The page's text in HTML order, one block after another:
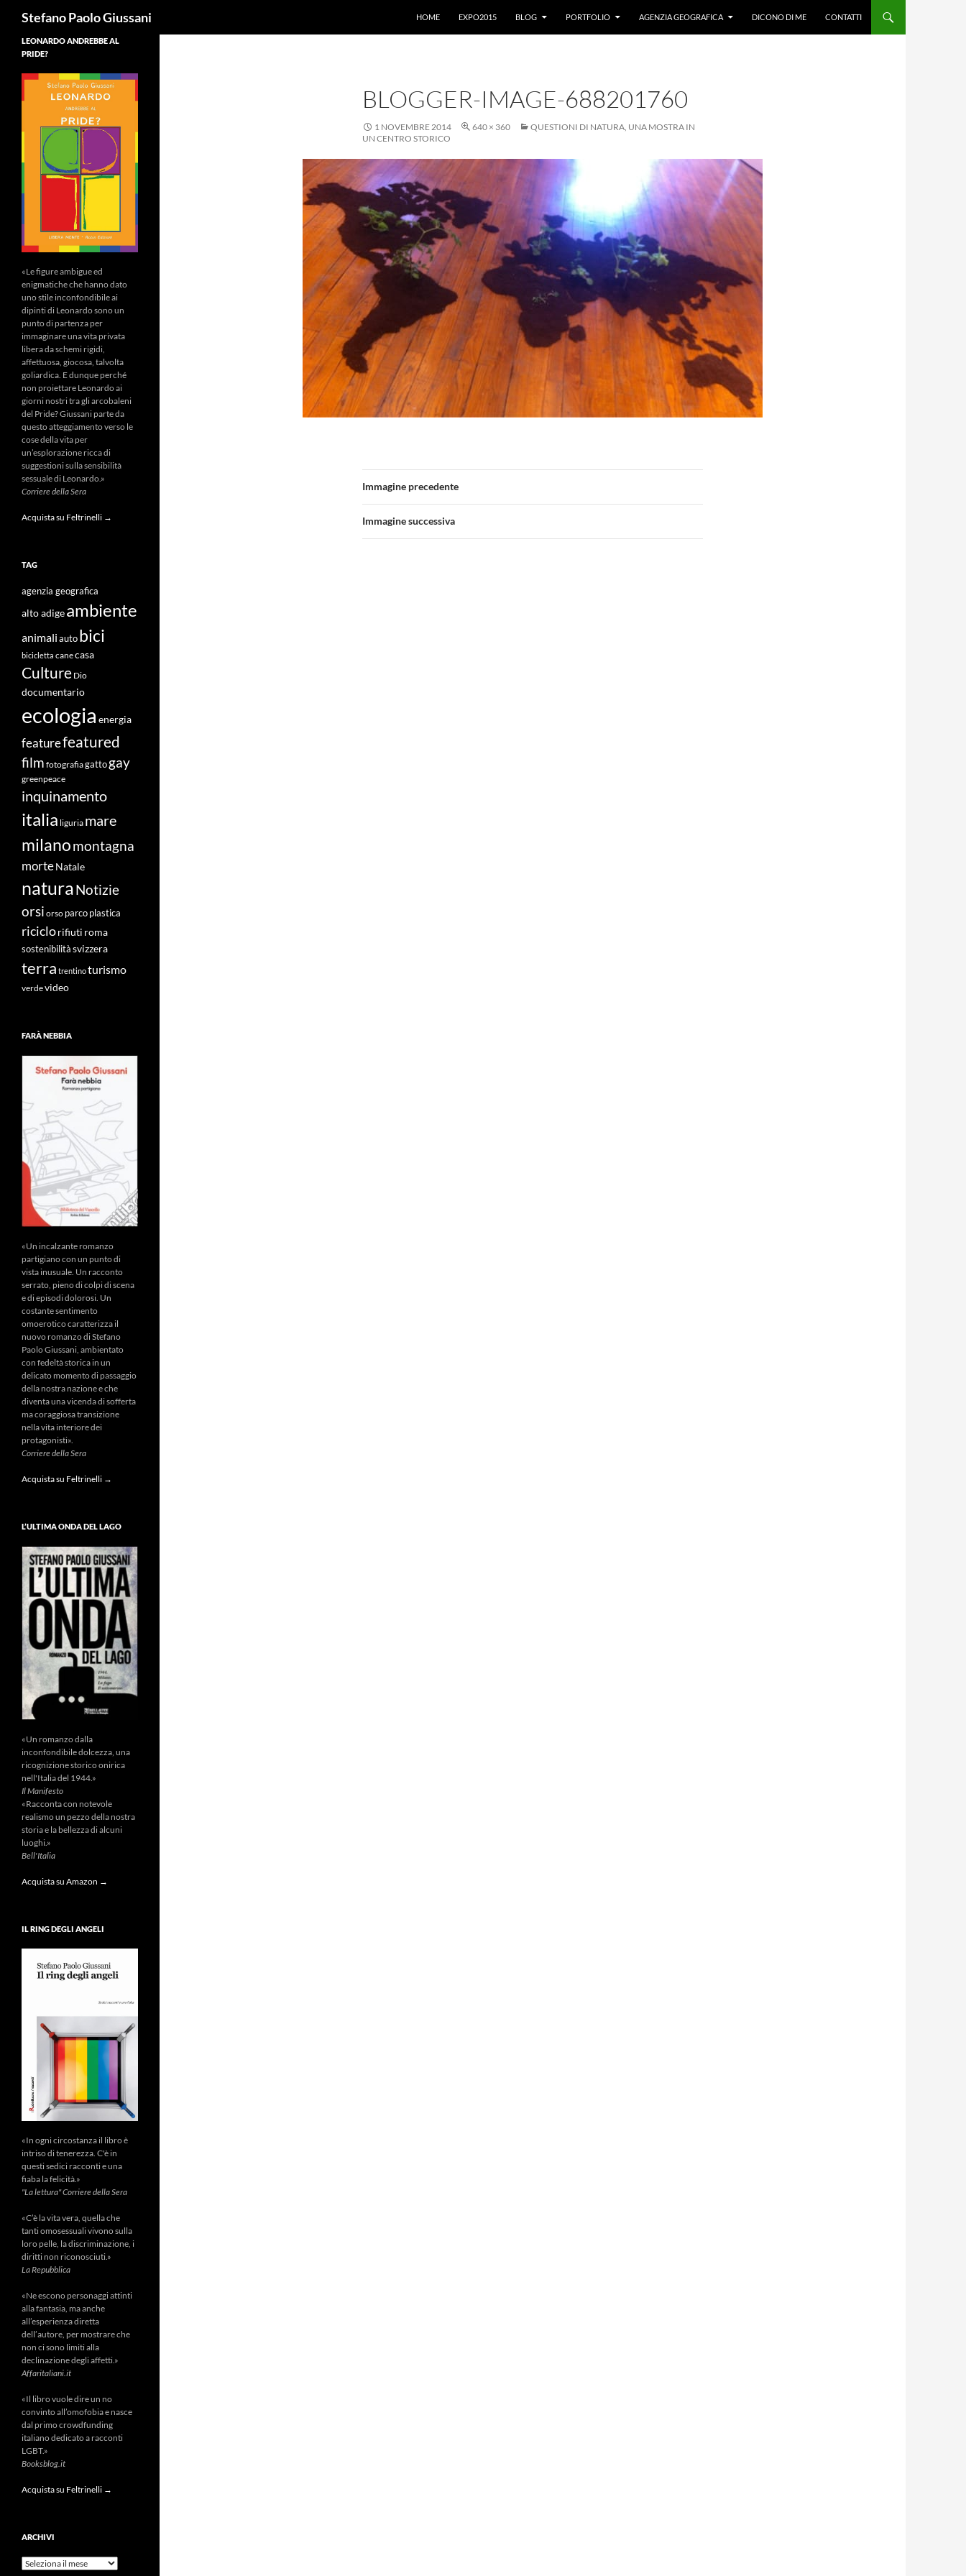
Stefano Paolo Giussani
HOME
EXPO2015 BLOG PORTFOLIO AGENZIA GEOGRAFICA DICONO DI ME CONTATTI
BLOGGER-IMAGE-688201760
1 NOVEMBRE 2014 640 × 360
QUESTIONI DI NATURA, UNA MOSTRA IN
UN CENTRO STORICO
Immagine precedente
Immagine successiva
LEONARDO ANDREBBE AL
PRIDE?
«Le figure ambigue ed
enigmatiche che hanno dato
uno stile inconfondibile ai
dipinti di Leonardo sono un
punto di partenza per
immaginare una vita privata
libera da schemi rigidi,
affettuosa, giocosa, talvolta
goliardica. E dunque perché
non proiettare Leonardo ai
giorni nostri tra gli arcobaleni
del Pride? Giussani parte da
questo atteggiamento verso le
cose della vita per
un’esplorazione ricca di
suggestioni sulla sensibilità
sessuale di Leonardo.»
Corriere della Sera
Acquista su Feltrinelli →
TAG
agenzia geografica
alto adigeambiente
animali auto bici
bicicletta canecasa
Culture Dio
documentario
ecologia energia
featurefeatured
film fotografiagatto gay
greenpeace
inquinamento
italia liguria mare
milanomontagna
morteNatale
naturaNotizie
orsi orso parco plastica
riciclorifiuti roma
sostenibilità svizzera
terra trentinoturismo
verdevideo
FARÀ NEBBIA
«Un incalzante romanzo
partigiano con un punto di
vista inusuale. Un racconto
serrato, pieno di colpi di scena
e di episodi dolorosi. Un
costante sentimento
omoerotico caratterizza il
nuovo romanzo di Stefano
Paolo Giussani, ambientato
con fedeltà storica in un
delicato momento di passaggio
della nostra nazione e che
diventa una vicenda di sofferta
ma coraggiosa transizione
nella vita interiore dei
protagonisti».
Corriere della Sera
Acquista su Feltrinelli →
L’ULTIMA ONDA DEL LAGO
«Un romanzo dalla
inconfondibile dolcezza, una
ricognizione storico onirica
nell'Italia del 1944.»
Il Manifesto
«Racconta con notevole
realismo un pezzo della nostra
storia e la bellezza di alcuni
luoghi.»
Bell'Italia
Acquista su Amazon →
IL RING DEGLI ANGELI
«In ogni circostanza il libro è
intriso di tenerezza. C'è in
questi sedici racconti e una
fiaba la felicità.»
"La lettura" Corriere della Sera
«C’è la vita vera, quella che
tanti omosessuali vivono sulla
loro pelle, la discriminazione, i
diritti non riconosciuti.»
La Repubblica
«Ne escono personaggi attinti
alla fantasia, ma anche
all’esperienza diretta
dell’autore, per mostrare che
non ci sono limiti alla
declinazione degli affetti.»
Affaritaliani.it
«Il libro vuole dire un no
convinto all’omofobia e nasce
dal primo crowdfunding
italiano dedicato a racconti
LGBT.»
Booksblog.it
Acquista su Feltrinelli →
ARCHIVI
Archivi